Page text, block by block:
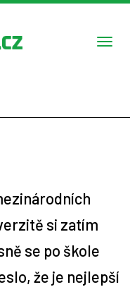
si zatím
se po škole
že je nejlepší